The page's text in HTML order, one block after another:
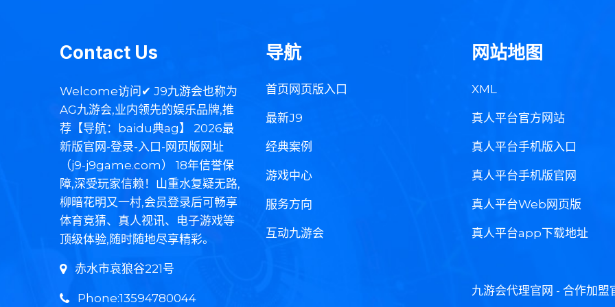
Contact Us
Welcome访问✔ J9九游会也称为
AG九游会,业内领先的娱乐品牌,推
荐【导航：baidu典ag】 2026最
新版官网-登录-入口-网页版网址
（j9-j9game.com） 18年信誉保
障,深受玩家信赖！山重水复疑无路,
柳暗花明又一村,会员登录后可畅享
体育竞猜、真人视讯、电子游戏等
顶级体验,随时随地尽享精彩。
赤水市哀狼谷221号
Phone:13594780044
导航
首页网页版入口
最新J9
经典案例
游戏中心
服务方向
互动九游会
网站地图
XML
真人平台官方网站
真人平台手机版入口
真人平台手机版官网
真人平台Web网页版
真人平台app下载地址
九游会代理官网 - 合作加盟